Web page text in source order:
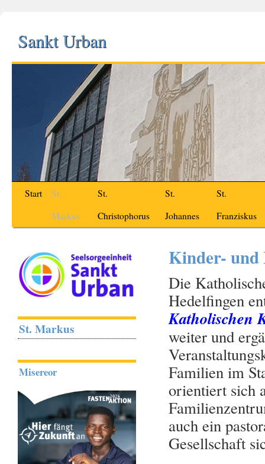
Sankt Urban
Start
St.
Markus
St.
Christophorus
St.
Johannes
St.
Franziskus
Kinder- und
Die
Hedelfingen
Katholischen
weiter und
Familien im
orientiert sich
auch ein
Gesellschaft
St. Markus
Misereor